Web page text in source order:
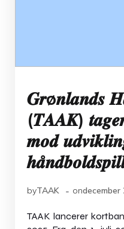
𝑮𝒓ø𝒏𝒍𝒂𝒏𝒅𝒔
(𝑻𝑨𝑨𝑲) 𝒕𝒂𝒈𝒆𝒓
𝒎𝒐𝒅
byTAAK - ondecember
TAAK lancerer